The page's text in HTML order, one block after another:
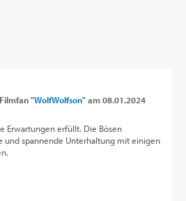
Filmfan "WolfWolfson"am08.01.2024
Erwartungen erfüllt. Die Bösen
und spannende Unterhaltung mit einigen